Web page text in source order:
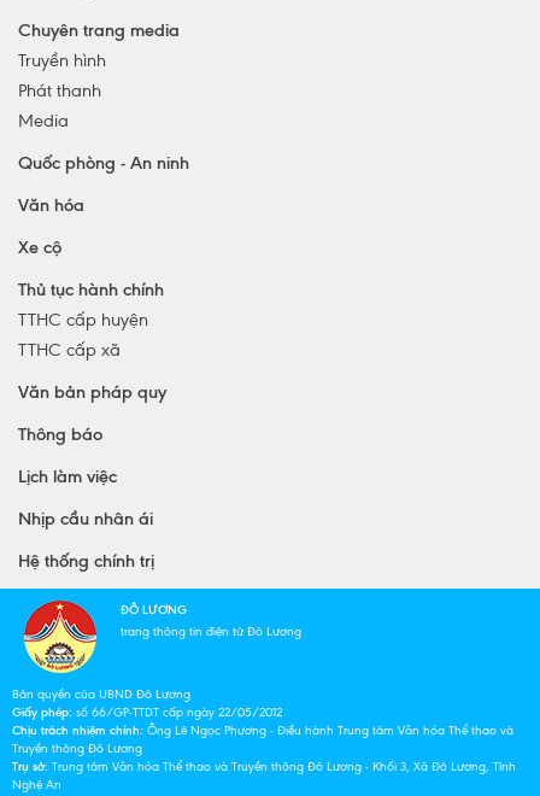
Chuyên trang media
Truyền hình
Phát thanh
Media
Quốc phòng - An ninh
Văn hóa
Xe cộ
Thủ tục hành chính
TTHC cấp huyện
TTHC cấp xã
Văn bản pháp quy
Thông báo
Lịch làm việc
Nhịp cầu nhân ái
Hệ thống chính trị
ĐÔ LƯƠNG
trang thông tin điện tử Đô Lương
Bản quyền của UBND Đô Lương
Giấy phép: số 66/GP-TTDT cấp ngày 22/05/2012
Chịu trách nhiệm chính: Ông Lê Ngọc Phương - Điều hành Trung tâm Văn hóa Thể thao và
Truyền thông Đô Lương
Trụ sở: Trung tâm Văn hóa Thể thao và Truyền thông Đô Lương - Khối 3, Xã Đô Lương, Tỉnh
Nghệ An